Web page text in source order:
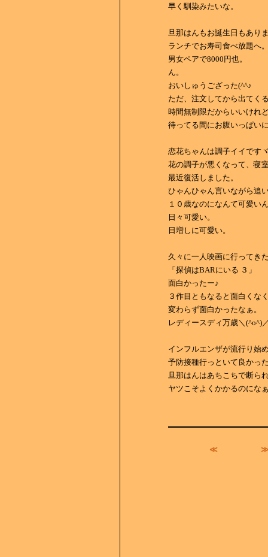
早く馴染みたいな。
旦那はんもお誕生日もあり
ランチでお寿司食べ放題へ
男女ペアで8000円也。
ん。
おいしゅうござった(^^♪
ただ、注文してから出てく
時間無制限だからいいけれ
待ってる間にお腹いっぱい
恋花ちゃんは調子イイです
花の調子が悪くなって、寝
最近復活しました。
ひゃんひゃん言いながら追
１０歳なのになんて可愛い
日々可愛い。
日増しに可愛い。
久々に一人映画に行ってき
「探偵はBARにいる ３」
面白かったー♪
３作目ともなると面白くな
変わらず面白かったなぁ。
レディースディ万歳＼(^o^)
インフルエンザが流行り始
予防接種行っといて良かっ
旦那はんはあちこちで断ら
ヤツこそよくかかるのにな
≪